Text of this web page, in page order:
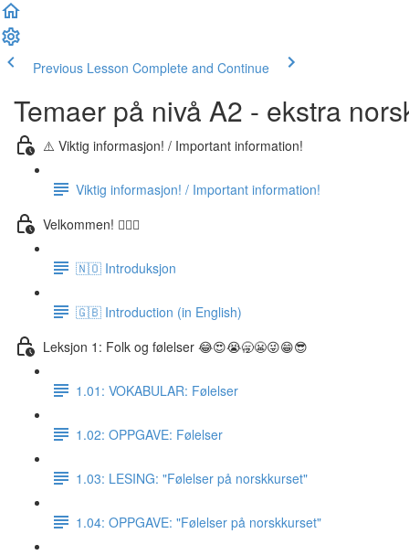
Previous Lesson Complete and Continue
Temaer på nivå A2 - ekstra
⚠️ Viktig informasjon! / Important information!
Viktig informasjon! / Important information!
Velkommen! 🙋🏼‍♂️
🇳🇴 Introduksjon
🇬🇧 Introduction (in English)
Leksjon 1: Folk og følelser 😂😍😭🥱😬😜😁😎
1.01: VOKABULAR: Følelser
1.02: OPPGAVE: Følelser
1.03: LESING: "Følelser på norskkurset"
1.04: OPPGAVE: "Følelser på norskkurset"